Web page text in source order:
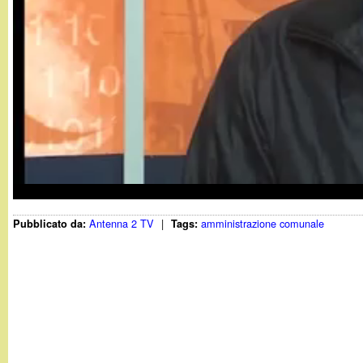
Pubblicato da:Antenna 2 TV | Tags:amministrazione comunale